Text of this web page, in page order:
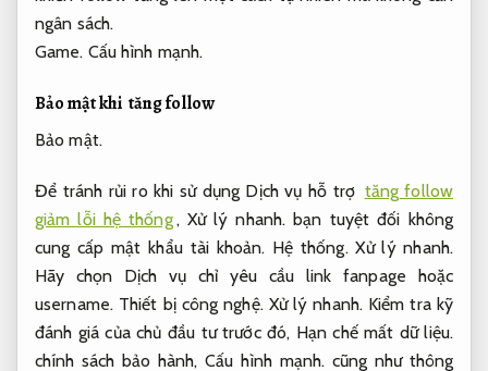
ngân sách.
Game. Cấu hình mạnh.
Bảo mật khi tăng follow
Bảo mật.
Để tránh rủi ro khi sử dụng Dịch vụ hỗ trợ tăng follow
giảm lỗi hệ thống , Xử lý nhanh. bạn tuyệt đối không
cung cấp mật khẩu tài khoản. Hệ thống. Xử lý nhanh.
Hãy chọn Dịch vụ chỉ yêu cầu link fanpage hoặc
username. Thiết bị công nghệ. Xử lý nhanh. Kiểm tra kỹ
đánh giá của chủ đầu tư trước đó, Hạn chế mất dữ liệu.
chính sách bảo hành, Cấu hình mạnh. cũng như thông